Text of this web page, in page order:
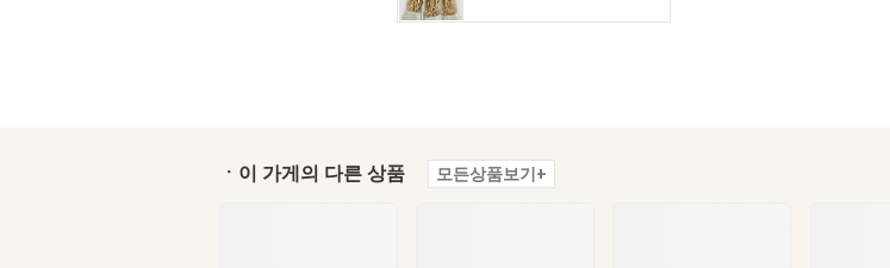
ㆍ이 가게의 다른 상품 모든상품보기+